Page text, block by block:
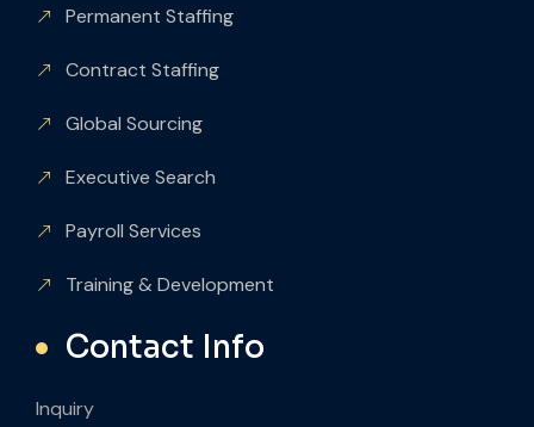
Permanent Staffing
Contract Staffing
Global Sourcing
Executive Search
Payroll Services
Training & Development
Contact Info
Inquiry